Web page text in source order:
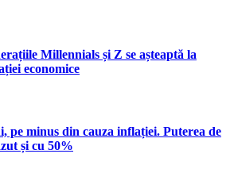
Millennials și Z se așteaptă la
economice
pe minus din cauza inflației. Puterea de
și cu 50%